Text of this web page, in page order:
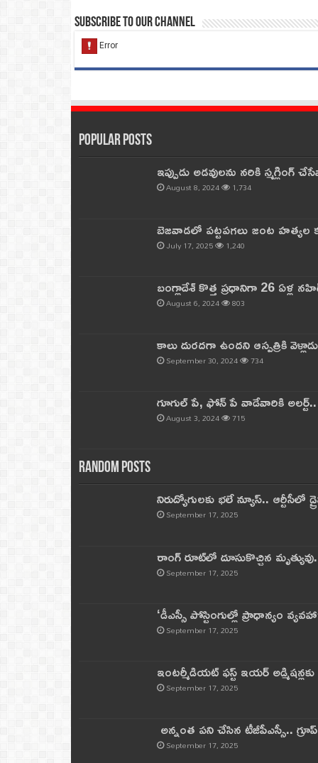
Subscribe to our Channel
Popular Posts
ఇప్పుడు అడవులను నరికి
August 8, 2024 1,734
బెజవాడలో పట్టపగలు జంట
July 17, 2025 1,240
బంగ్లాదేశ్ కొత్త ప్రధానిగా 26 ఏళ్ల
August 6, 2024 803
కాలు దురదగా ఉందని ఆస్పత్రికి
September 30, 2024 734
గూగుల్ పే, ఫోన్ పే వాడేవారికి
August 3, 2024 715
Random Posts
నిరుద్యోగులకు భలే న్యూస్.. ఆర్టీసీలో
September 17, 2025
రాంగ్ రూట్‌లో దూసుకొచ్చిన
September 17, 2025
‘డీఎస్సీ పోస్టింగుల్లో ప్రాధాన్యం
September 17, 2025
ఇంటర్మీడియట్ ఫస్ట్‌ ఇయర్‌
September 17, 2025
అన్నంత పని చేసిన టీజీపీఎస్సీ..
September 17, 2025